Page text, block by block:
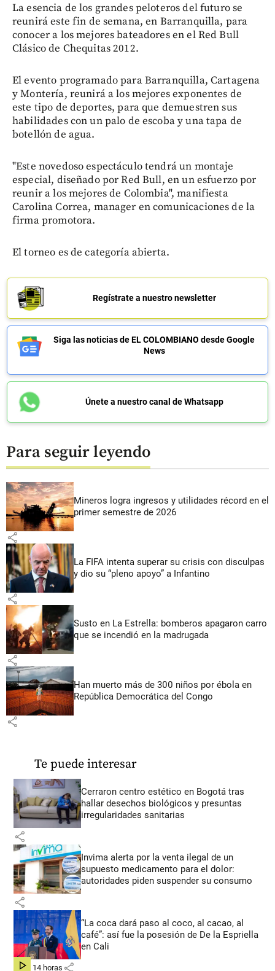
La esencia de los grandes peloteros del futuro se
reunirá este fin de semana, en Barranquilla, para
conocer a los mejores bateadores en el Red Bull
Clásico de Chequitas 2012.
El evento programado para Barranquilla, Cartagena
y Montería, reunirá a los mejores exponentes de
este tipo de deportes, para que demuestren sus
habilidades con un palo de escoba y una tapa de
botellón de agua.
"Este novedoso espectáculo tendrá un montaje
especial, diseñado por Red Bull, en un esfuerzo por
reunir a los mejores de Colombia", manifiesta
Carolina Correa, manager en comunicaciones de la
firma promotora.
El torneo es de categoría abierta.
Regístrate a nuestro newsletter
Siga las noticias de EL COLOMBIANO desde Google
News
Únete a nuestro canal de Whatsapp
Para seguir leyendo
Mineros logra ingresos y utilidades récord en el
primer semestre de 2026
share
La FIFA intenta superar su crisis con disculpas
y dio su “pleno apoyo” a Infantino
share
Susto en La Estrella: bomberos apagaron carro
que se incendió en la madrugada
share
Han muerto más de 300 niños por ébola en
República Democrática del Congo
share
Te puede interesar
Cerraron centro estético en Bogotá tras
hallar desechos biológicos y presuntas
irregularidades sanitarias
share
Invima alerta por la venta ilegal de un
supuesto medicamento para el dolor:
autoridades piden suspender su consumo
share
“La coca dará paso al coco, al cacao, al
café”: así fue la posesión de De la Espriella
en Cali
hace 14 horas share